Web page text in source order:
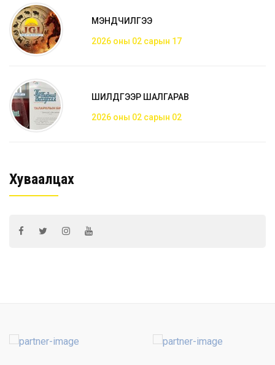
МЭНДЧИЛГЭЭ
2026 оны 02 сарын 17
ШИЛДГЭЭР ШАЛГАРАВ
2026 оны 02 сарын 02
Хуваалцах